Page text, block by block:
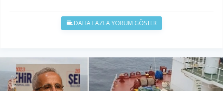
DAHA FAZLA YORUM GÖSTER